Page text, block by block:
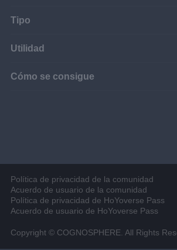
Tipo
Utilidad
Cómo se consigue
Política de privacidad de la comunidad
Acuerdo de usuario de la comunidad
Política de privacidad de HoYoverse Pass
Acuerdo de usuario de HoYoverse Pass
Copyright © COGNOSPHERE. All Rights